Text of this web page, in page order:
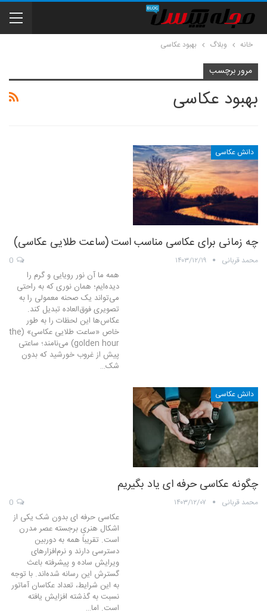
خانه وبلاگ بهبود عکاسی
مرور برچسب
بهبود عکاسی
دانش عکاسی
چه زمانی برای عکاسی مناسب است (ساعت طلایی عکاسی)
محمد قربانی ۱۴۰۳/۱۲/۱۹
همه ما آن نور رویایی و گرم را
دیده‌ایم؛ همان نوری که به‌ راحتی
می‌تواند یک صحنه معمولی را به
تصویری فوق‌العاده تبدیل کند.
عکاس‌ها این لحظات را به‌ طور
خاص «ساعت طلایی عکاسی» (the
golden hour) می‌نامند؛ ساعتی
پیش از غروب خورشید که بدون
شک…
دانش عکاسی
چگونه عکاسی حرفه ای یاد بگیریم
محمد قربانی ۱۴۰۳/۱۲/۰۷
عکاسی حرفه ای بدون شک یکی از
اشکال هنری برجسته عصر مدرن
است. تقریباً همه به دوربین
دسترسی دارند و نرم‌افزارهای
ویرایش ساده و پیشرفته باعث
گسترش این رسانه شده‌اند. با توجه
به این شرایط، تعداد عکاسان آماتور
نسبت به گذشته افزایش یافته
است. اما…